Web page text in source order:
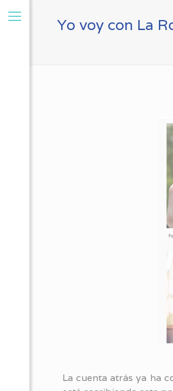
Yo voy con La
La cuenta atrás ya ha